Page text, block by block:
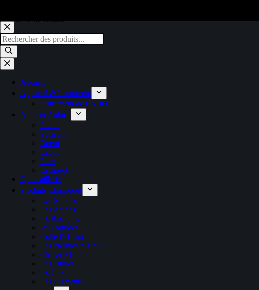
Passer
au
contenu
Recherche
de
produits
Accueil
Appareil & Instrument
Instrument de LABO
Aliment Animal
Poulet
Poisson
Boeuf
Lapin
Porc
Escargot
Quincaillerie
Produits Chimiques
Les Solides
Les Acides
les Basiques
les Liquides
Colle & Liant
Les Neutres pH = 7
Cire & Risine
Les Huiles
les Gaz
Les Pigments
67% de remise